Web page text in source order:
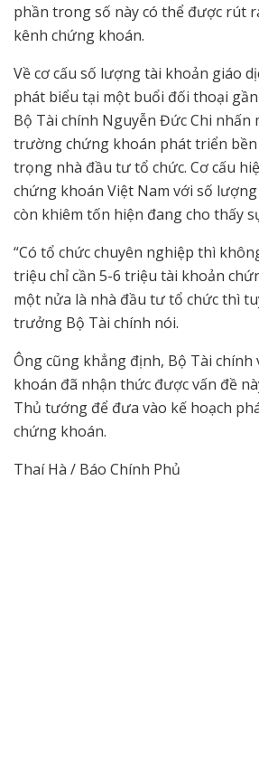
phần trong số này có thể được rút
kênh chứng khoán.
Về cơ cấu số lượng tài khoản giáo
phát biểu tại một buổi đối thoại
Bộ Tài chính Nguyễn Đức Chi nhấn
trường chứng khoán phát triển
trọng nhà đầu tư tổ chức. Cơ cấu
chứng khoán Việt Nam với số
còn khiêm tốn hiện đang cho thấy
“Có tổ chức chuyên nghiệp thì
triệu chỉ cần 5-6 triệu tài khoản
một nửa là nhà đầu tư tổ chức thì
trưởng Bộ Tài chính nói.
Ông cũng khẳng định, Bộ Tài chính
khoán đã nhận thức được vấn đề
Thủ tướng để đưa vào kế hoạch
chứng khoán.
Thaí Hà / Báo Chính Phủ